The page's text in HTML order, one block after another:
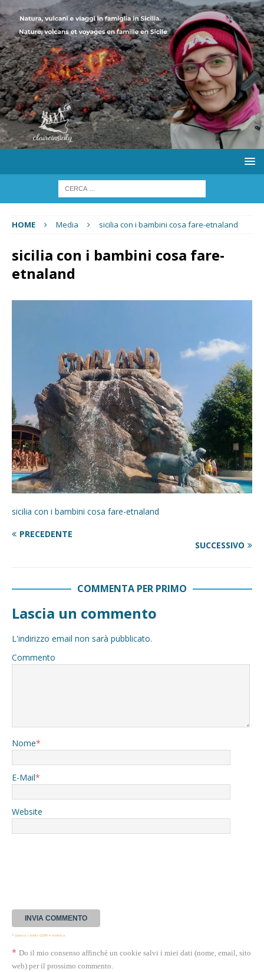
HOME Media sicilia con i bambini cosa fare-etnaland
sicilia con i bambini cosa fare-
etnaland
sicilia con i bambini cosa fare-etnaland
PRECEDENTE
SUCCESSIVO
COMMENTA PER PRIMO
Lascia un commento
L'indirizzo email non sarà pubblicato.
Commento
Nome*
E-Mail*
Website
* Questa casella GDPR è richiesta
* Do il mio consenso affinché un cookie salvi i miei dati (nome, email, sito
web) per il prossimo commento.